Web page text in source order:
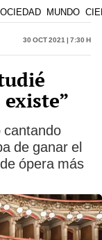
MUNDO
30 Oct 2021 | 7:30 h
cantando
de ganar el
ópera más